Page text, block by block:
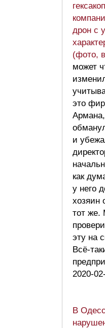
дрон с
(фото,
может
это
и
как
у него
хозяин
тот же.
эту на
Всё-
2020-
В